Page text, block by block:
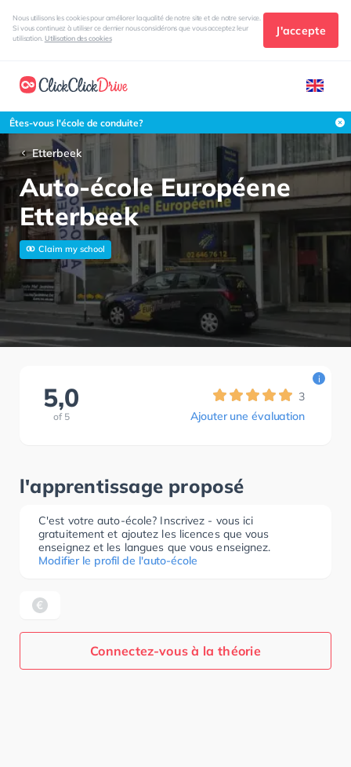
Nous utilisons les cookies pour améliorer la qualité de notre site et de notre service.
Si vous continuez à utiliser ce dernier nous considérons que vous acceptez leur
utilisation. Utilisation des cookies
J'accepte
Êtes-vous l'école de conduite?
Etterbeek
Auto-école Européene
Etterbeek
Claim my school
5,0
of 5
3
Ajouter une évaluation
i
l'apprentissage proposé
C'est votre auto-école? Inscrivez - vous ici
gratuitement et ajoutez les licences que vous
enseignez et les langues que vous enseignez.
Modifier le profil de l'auto-école
Connectez-vous à la théorie